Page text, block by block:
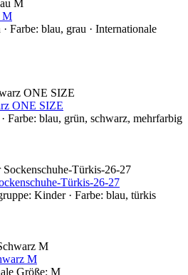
M
Farbe: blau, grau · Internationale
ONE SIZE
Farbe: blau, grün, schwarz, mehrfarbig
Türkis-26-27
Kinder · Farbe: blau, türkis
M
Größe: M